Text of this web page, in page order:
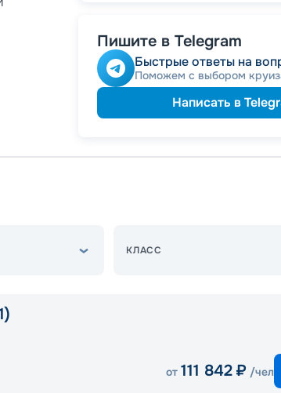
Пишите в Telegram
Быстрые ответы на
Поможем с выбором
Написать в
КЛАСС
от 111 842 ₽ /чел